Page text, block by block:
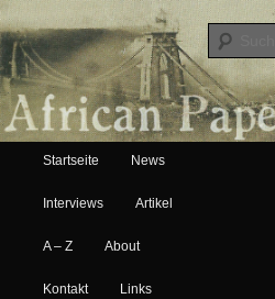
African Paper
Hauptmenü
Zum Inhalt wechseln
Zum sekundären Inhalt wechseln
Startseite News
Interviews Artikel
A – Z About
Kontakt Links